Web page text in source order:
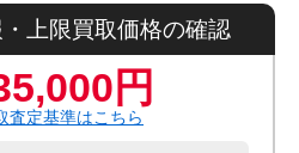
上限買取価格の確認
円
査定基準はこちら